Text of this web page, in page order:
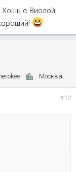
с Виолой,
Москва
#12